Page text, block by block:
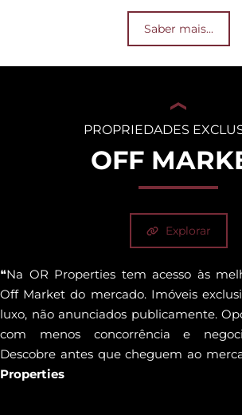
Saber mais...
PROPRIEDADES
OFF
Explorar
❝Na OR Properties tem acesso às
Off Market do mercado. Imóveis
luxo, não anunciados publicamente.
com menos concorrência e
Descobre antes que cheguem ao
Properties